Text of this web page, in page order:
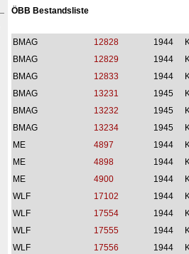
ÖBB Bestandsliste
BMAG 12828 1944
BMAG
12829 1944
BMAG
12833 1944
BMAG
13231 1945
BMAG
13232 1945
BMAG
13234 1945
ME
4897 1944
ME
4898 1944
ME
4900 1944
WLF
17102 1944
WLF
17554 1944
WLF
17555 1944
WLF
17556 1944